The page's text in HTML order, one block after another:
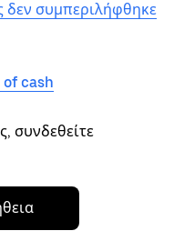
δεν συμπεριλήφθηκε
cash
συνδεθείτε